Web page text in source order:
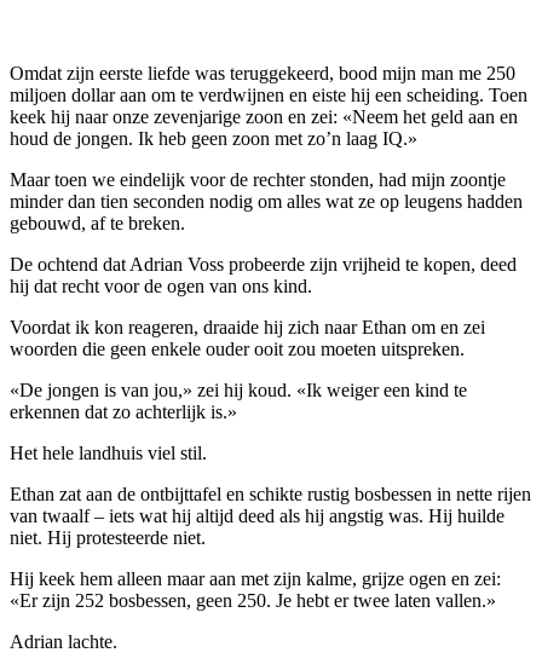
Omdat zijn eerste liefde was teruggekeerd, bood mijn man me 250
miljoen dollar aan om te verdwijnen en eiste hij een scheiding. Toen
keek hij naar onze zevenjarige zoon en zei: «Neem het geld aan en
houd de jongen. Ik heb geen zoon met zo’n laag IQ.»
Maar toen we eindelijk voor de rechter stonden, had mijn zoontje
minder dan tien seconden nodig om alles wat ze op leugens hadden
gebouwd, af te breken.
De ochtend dat Adrian Voss probeerde zijn vrijheid te kopen, deed
hij dat recht voor de ogen van ons kind.
Voordat ik kon reageren, draaide hij zich naar Ethan om en zei
woorden die geen enkele ouder ooit zou moeten uitspreken.
«De jongen is van jou,» zei hij koud. «Ik weiger een kind te
erkennen dat zo achterlijk is.»
Het hele landhuis viel stil.
Ethan zat aan de ontbijttafel en schikte rustig bosbessen in nette rijen
van twaalf – iets wat hij altijd deed als hij angstig was. Hij huilde
niet. Hij protesteerde niet.
Hij keek hem alleen maar aan met zijn kalme, grijze ogen en zei:
«Er zijn 252 bosbessen, geen 250. Je hebt er twee laten vallen.»
Adrian lachte.